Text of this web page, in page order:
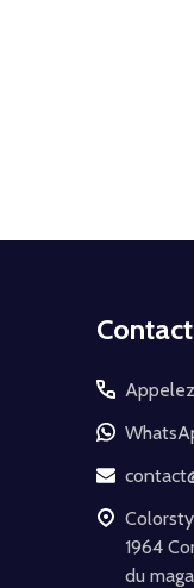
Colorstyle Sàrl •
1964
du magasin : Lundi –